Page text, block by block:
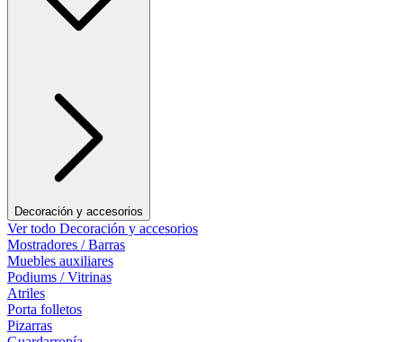
Decoración y accesorios
Ver todo Decoración y accesorios
Mostradores / Barras
Muebles auxiliares
Podiums / Vitrinas
Atriles
Porta folletos
Pizarras